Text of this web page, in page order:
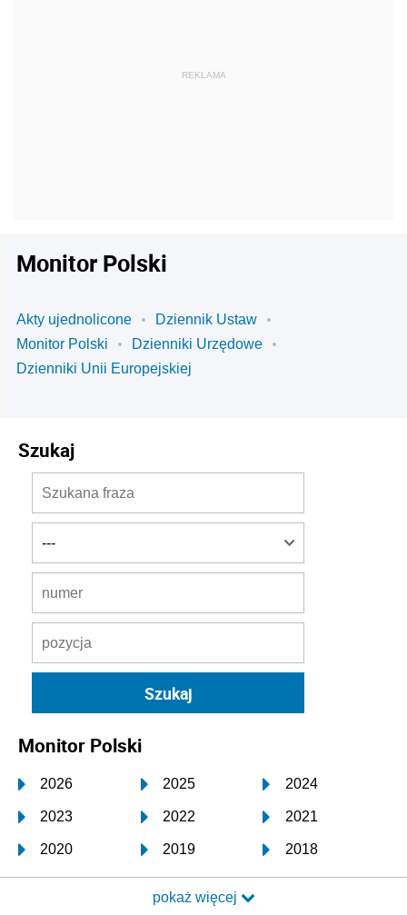
Monitor Polski
Akty ujednolicone
Dziennik Ustaw
Monitor Polski
Dzienniki Urzędowe
Dzienniki Unii Europejskiej
Szukaj
Monitor Polski
2026 2025 2024
2023 2022 2021
2020 2019 2018
2017 2016 2015
pokaż więcej